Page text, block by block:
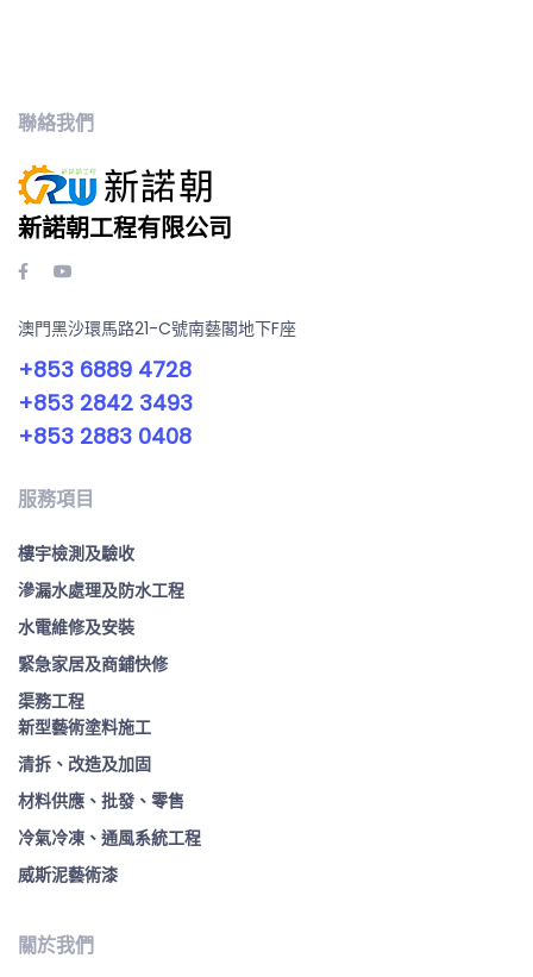
聯絡我們
新諾朝工程有限公司
澳門黑沙環馬路21-C號南藝閣地下F座
+853 6889 4728
+853 2842 3493
+853 2883 0408
服務項目
樓宇檢測及驗收
滲漏水處理及防水工程
水電維修及安裝
緊急家居及商鋪快修
渠務工程
新型藝術塗料施工
清拆、改造及加固
材料供應、批發、零售
冷氣冷凍、通風系統工程
威斯泥藝術漆
關於我們